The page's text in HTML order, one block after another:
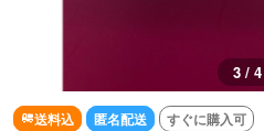
3 / 4
送料込 匿名配送 すぐに購入可